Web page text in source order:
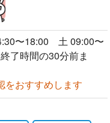
〜18:00 土 09:00〜
時間の30分前ま
をおすすめします